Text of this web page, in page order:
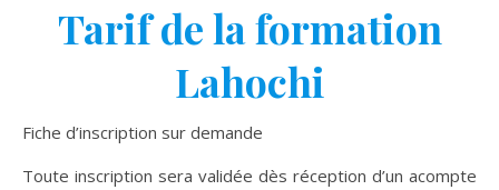
Tarif de la formation
Lahochi
Fiche d’inscription sur demande
Toute inscription sera validée dès réception d’un acompte